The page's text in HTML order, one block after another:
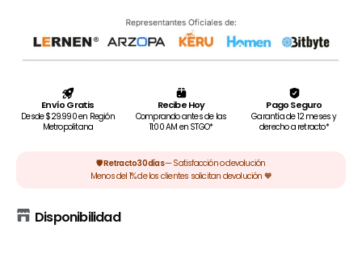
Disponibilidad